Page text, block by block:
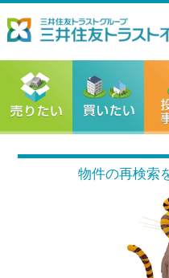
物件の再検索